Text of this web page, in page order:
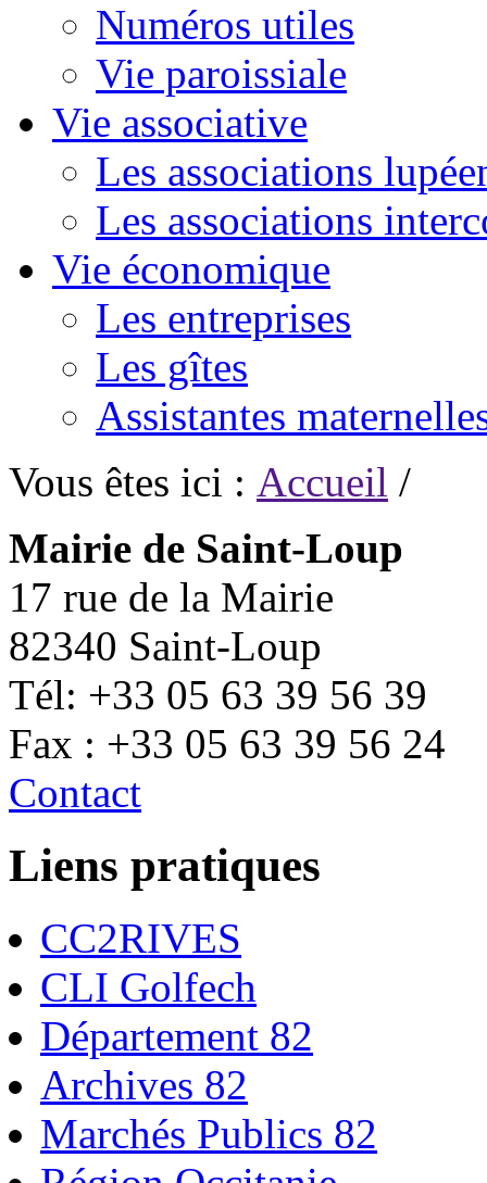
Numéros utiles
Vie paroissiale
Vie associative
Les associations
Les associations
Vie économique
Les entreprises
Les gîtes
Assistantes
Vous êtes ici : Accueil /
Mairie de Saint-Loup
17 rue de la Mairie
82340 Saint-Loup
Tél: +33 05 63 39 56 39
Fax : +33 05 63 39 56 24
Contact
Liens pratiques
CC2RIVES
CLI Golfech
Département 82
Archives 82
Marchés Publics 82